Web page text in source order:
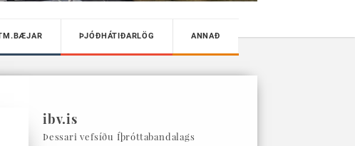
ÞJÓÐHÁTIÐARLÖG ANNAÐ
ibv.is
Þessari vefsíðu Íþróttabandalags